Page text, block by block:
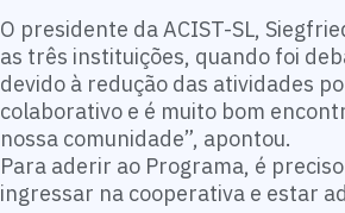
O presidente da ACIST-SL,
as três instituições, quando foi
devido à redução das atividades
colaborativo e é muito bom
nossa comunidade”, apontou.
Para aderir ao Programa, é
ingressar na cooperativa e estar